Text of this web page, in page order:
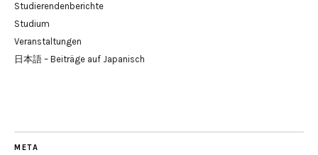
Studierendenberichte
Studium
Veranstaltungen
日本語 – Beiträge auf Japanisch
META